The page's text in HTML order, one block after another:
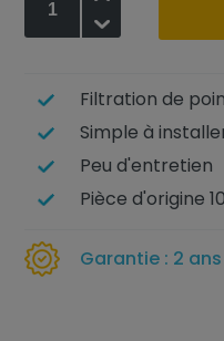
Filtration de
Simple à
Peu d'entretien
Pièce d'origine
Garantie : 2 ans